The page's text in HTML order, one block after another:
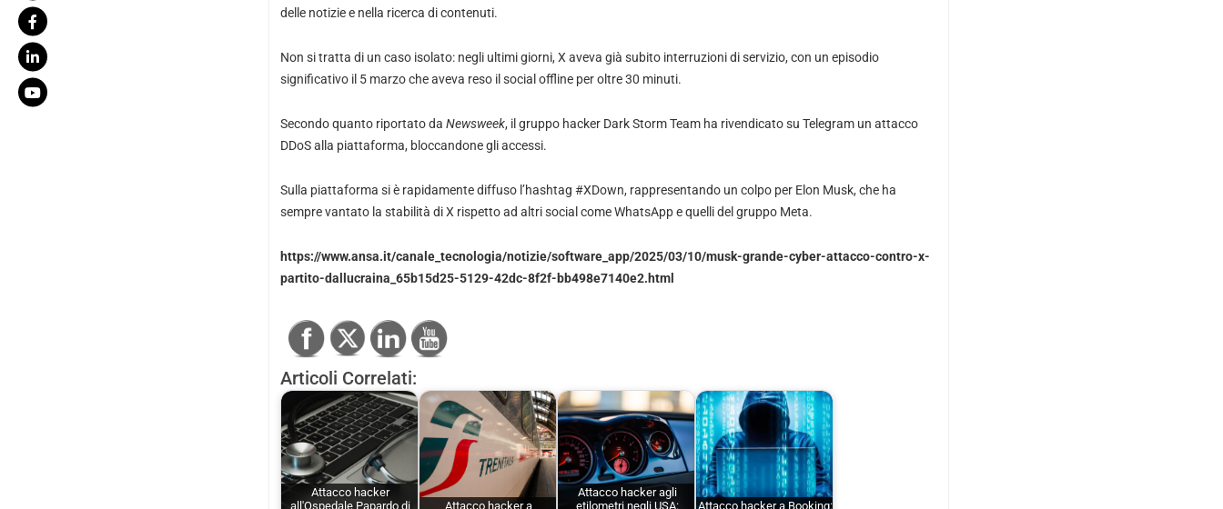
delle notizie e nella ricerca di contenuti.
Non si tratta di un caso isolato: negli ultimi giorni, X aveva già subito interruzioni di servizio, con un episodio
significativo il 5 marzo che aveva reso il social offline per oltre 30 minuti.
Secondo quanto riportato da Newsweek, il gruppo hacker Dark Storm Team ha rivendicato su Telegram un attacco
DDoS alla piattaforma, bloccandone gli accessi.
Sulla piattaforma si è rapidamente diffuso l’hashtag #XDown, rappresentando un colpo per Elon Musk, che ha
sempre vantato la stabilità di X rispetto ad altri social come WhatsApp e quelli del gruppo Meta.
https://www.ansa.it/canale_tecnologia/notizie/software_app/2025/03/10/musk-grande-cyber-attacco-contro-x-
partito-dallucraina_65b15d25-5129-42dc-8f2f-bb498e7140e2.html
Articoli Correlati:
Attacco hacker
all'Ospedale Papardo di
Attacco hacker a
Attacco hacker agli
etilometri negli USA:
Attacco hacker a Booking: